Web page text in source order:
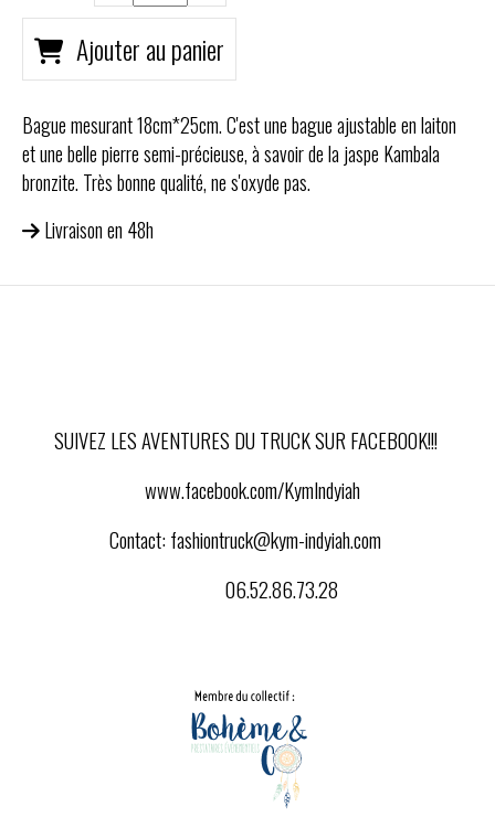
Ajouter au panier
Bague mesurant 18cm*25cm. C'est une bague ajustable en laiton
et une belle pierre semi-précieuse, à savoir de la jaspe Kambala
bronzite. Très bonne qualité, ne s'oxyde pas.
Livraison en 48h
SUIVEZ LES AVENTURES DU TRUCK SUR FACEBOOK!!!
www.facebook.com/KymIndyiah
Contact:fashiontruck@kym-indyiah.com
06.52.86.73.28